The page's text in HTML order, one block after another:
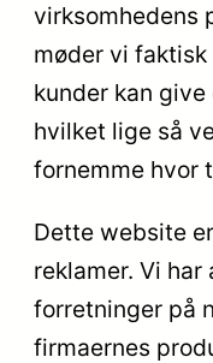
virksomhedens
møder vi
kunder kan
hvilket lige så
fornemme hvor
Dette website
reklamer. Vi
forretninger på
firmaernes